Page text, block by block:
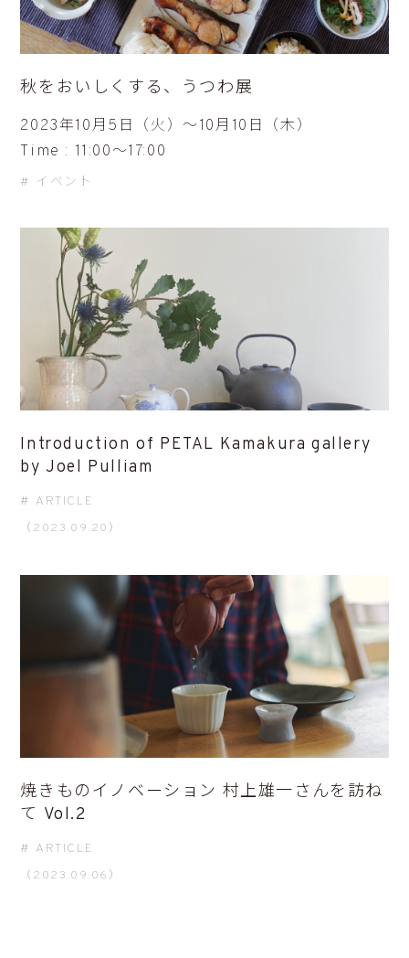
秋をおいしくする、うつわ展
2023年10月5日（火）〜10月10日（木）
Time : 11:00〜17:00
イベント
Introduction of PETAL Kamakura gallery
by Joel Pulliam
ARTICLE
（2023.09.20）
焼きものイノベーション 村上雄一さんを訪ね
て Vol.2
ARTICLE
（2023.09.06）